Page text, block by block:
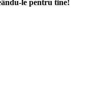
le pentru tine!